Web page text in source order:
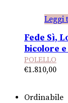
Leggi
Fede Sì,
bicolore
POLELLO
€1.810,00
Ordinabile